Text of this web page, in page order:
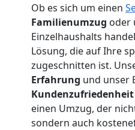
Ob es sich um einen
Familienumzug oder
Einzelhaushalts
Lösung, die auf Ihre
zugeschnitten ist.
Erfahrung und unser
Kundenzufriedenheit
einen Umzug, der
sondern auch